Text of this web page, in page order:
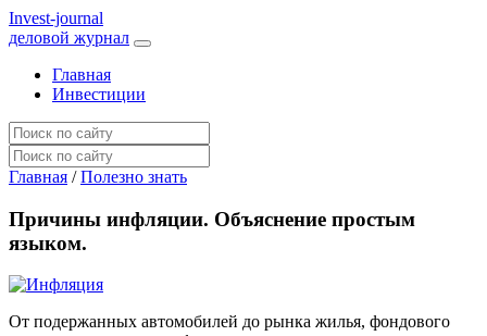
Invest-journal
деловой журнал
Главная
Инвестиции
Главная / Полезно знать
Причины инфляции. Объяснение простым
языком.
От подержанных автомобилей до рынка жилья, фондового